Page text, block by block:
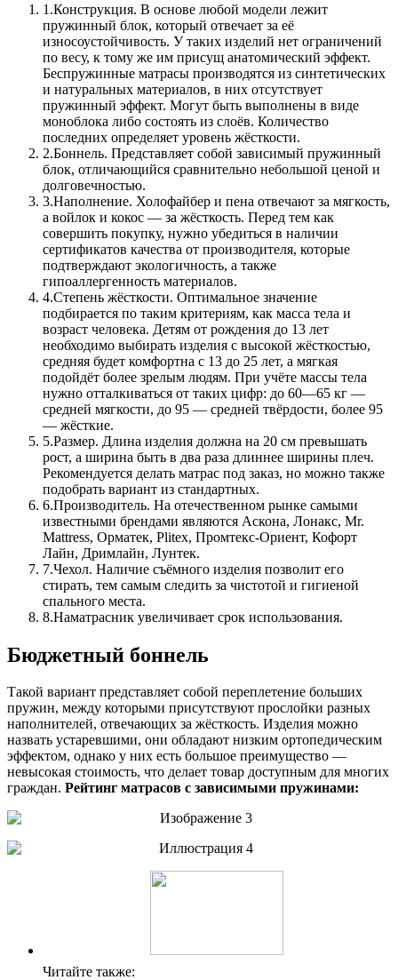
1.Конструкция. В основе любой модели лежит
пружинный блок, который отвечает за её
износоустойчивость. У таких изделий нет ограничений
по весу, к тому же им присущ анатомический эффект.
Беспружинные матрасы производятся из синтетических
и натуральных материалов, в них отсутствует
пружинный эффект. Могут быть выполнены в виде
моноблока либо состоять из слоёв. Количество
последних определяет уровень жёсткости.
2.Боннель. Представляет собой зависимый пружинный
блок, отличающийся сравнительно небольшой ценой и
долговечностью.
3.Наполнение. Холофайбер и пена отвечают за мягкость,
а войлок и кокос — за жёсткость. Перед тем как
совершить покупку, нужно убедиться в наличии
сертификатов качества от производителя, которые
подтверждают экологичность, а также
гипоаллергенность материалов.
4.Степень жёсткости. Оптимальное значение
подбирается по таким критериям, как масса тела и
возраст человека. Детям от рождения до 13 лет
необходимо выбирать изделия с высокой жёсткостью,
средняя будет комфортна с 13 до 25 лет, а мягкая
подойдёт более зрелым людям. При учёте массы тела
нужно отталкиваться от таких цифр: до 60—65 кг —
средней мягкости, до 95 — средней твёрдости, более 95
— жёсткие.
5.Размер. Длина изделия должна на 20 см превышать
рост, а ширина быть в два раза длиннее ширины плеч.
Рекомендуется делать матрас под заказ, но можно также
подобрать вариант из стандартных.
6.Производитель. На отечественном рынке самыми
известными брендами являются Аскона, Лонакс, Mr.
Mattress, Орматек, Plitex, Промтекс-Ориент, Кофорт
Лайн, Дримлайн, Лунтек.
7.Чехол. Наличие съёмного изделия позволит его
стирать, тем самым следить за чистотой и гигиеной
спального места.
8.Наматрасник увеличивает срок использования.
Бюджетный боннель
Такой вариант представляет собой переплетение больших
пружин, между которыми присутствуют прослойки разных
наполнителей, отвечающих за жёсткость. Изделия можно
назвать устаревшими, они обладают низким ортопедическим
эффектом, однако у них есть большое преимущество —
невысокая стоимость, что делает товар доступным для многих
граждан. Рейтинг матрасов с зависимыми пружинами:
Читайте также: